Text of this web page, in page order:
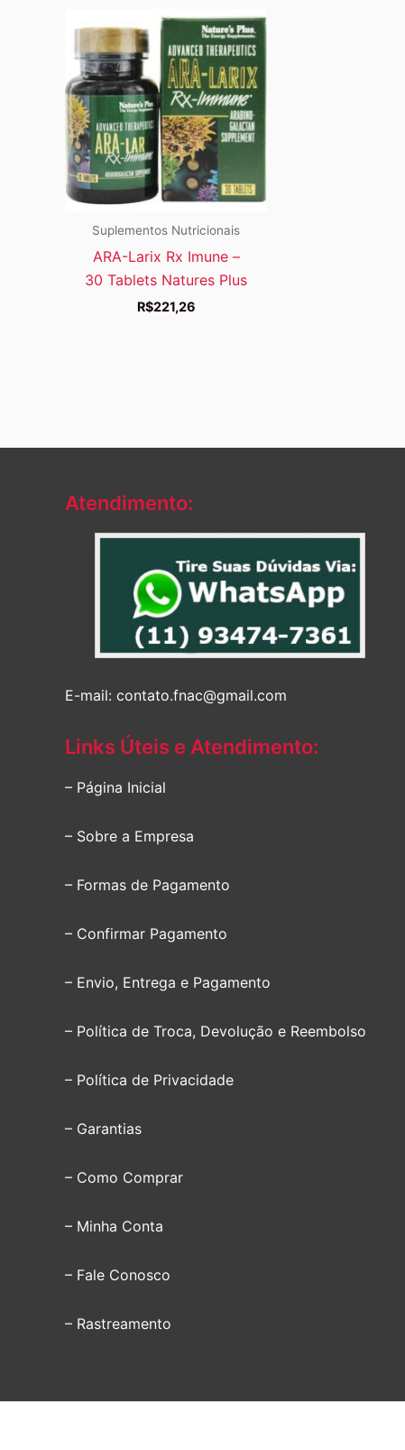
Suplementos Nutricionais
ARA-Larix Rx Imune –
30 Tablets Natures Plus
R$221,26
Atendimento:
E-mail: contato.fnac@gmail.com
Links Úteis e Atendimento:
– Página Inicial
– Sobre a Empresa
– Formas de Pagamento
– Confirmar Pagamento
– Envio, Entrega e Pagamento
– Política de Troca, Devolução e Reembolso
– Política de Privacidade
– Garantias
– Como Comprar
– Minha Conta
– Fale Conosco
– Rastreamento